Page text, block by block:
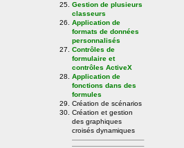
Gestion de plusieurs
classeurs
Application de
formats de données
personnalisés
Contrôles de
formulaire et
contrôles ActiveX
Application de
fonctions dans des
formules
Création de scénarios
Création et gestion
des graphiques
croisés dynamiques